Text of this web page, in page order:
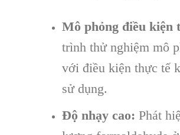
Mô phỏng điều kiện
trình thử nghiệm mô
với điều kiện thực tế
sử dụng.
Độ nhạy cao: Phát